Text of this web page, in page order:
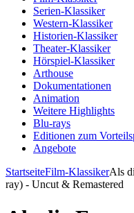
Serien-Klassiker
Western-Klassiker
Historien-Klassiker
Theater-Klassiker
Hörspiel-Klassiker
Arthouse
Dokumentationen
Animation
Weitere Highlights
Blu-rays
Editionen zum
Angebote
StartseiteFilm-KlassikerAls
ray) - Uncut & Remastered